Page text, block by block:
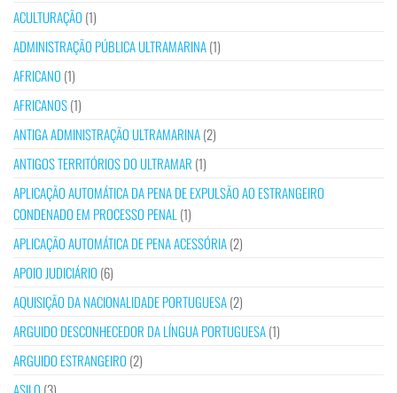
ACULTURAÇÃO (1)
ADMINISTRAÇÃO PÚBLICA ULTRAMARINA(1)
AFRICANO (1)
AFRICANOS(1)
ANTIGA ADMINISTRAÇÃO ULTRAMARINA(2)
ANTIGOS TERRITÓRIOS DO ULTRAMAR (1)
APLICAÇÃO AUTOMÁTICA DA PENA DE EXPULSÃO AO ESTRANGEIRO
CONDENADO EM PROCESSO PENAL (1)
APLICAÇÃO AUTOMÁTICA DE PENA ACESSÓRIA(2)
APOIO JUDICIÁRIO (6)
AQUISIÇÃO DA NACIONALIDADE PORTUGUESA(2)
ARGUIDO DESCONHECEDOR DA LÍNGUA PORTUGUESA(1)
ARGUIDO ESTRANGEIRO (2)